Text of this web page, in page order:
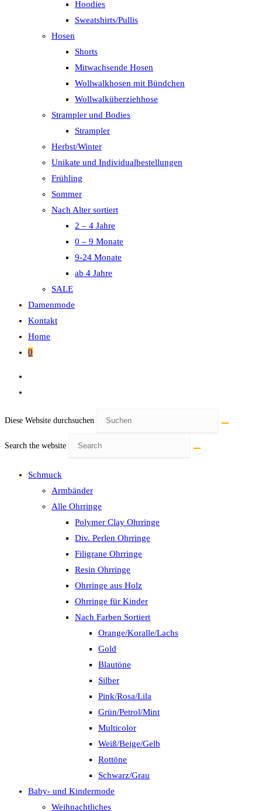
Hoodies
Sweatshirts/Pullis
Hosen
Shorts
Mitwachsende Hosen
Wollwalkhosen mit Bündchen
Wollwalküberziehhose
Strampler und Bodies
Strampler
Herbst/Winter
Unikate und Individualbestellungen
Frühling
Sommer
Nach Alter sortiert
2 – 4 Jahre
0 – 9 Monate
9-24 Monate
ab 4 Jahre
SALE
Damenmode
Kontakt
Home
0
Diese Website durchsuchen
Search the website
Schmuck
Armbänder
Alle Ohrringe
Polymer Clay Ohrringe
Div. Perlen Ohrringe
Filigrane Ohrringe
Resin Ohrringe
Ohrringe aus Holz
Ohrringe für Kinder
Nach Farben Sortiert
Orange/Koralle/Lachs
Gold
Blautöne
Silber
Pink/Rosa/Lila
Grün/Petrol/Mint
Multicolor
Weiß/Beige/Gelb
Rottöne
Schwarz/Grau
Baby- und Kindermode
Weihnachtliches